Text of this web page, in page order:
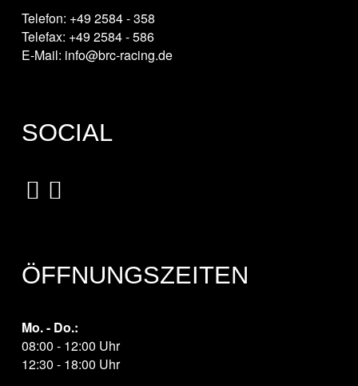
Telefon: +49 2584 - 358
Telefax: +49 2584 - 586
E-Mail: info@brc-racing.de
SOCIAL
ÖFFNUNGSZEITEN
Mo. - Do.:
08:00 - 12:00 Uhr
12:30 - 18:00 Uhr